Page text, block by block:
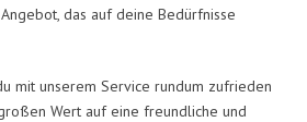
das auf deine Bedürfnisse
mit unserem Service rundum zufrieden
Wert auf eine freundliche und